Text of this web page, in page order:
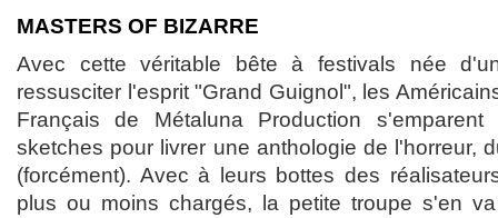
MASTERS OF BIZARRE
Avec cette véritable bête à festivals née
ressusciter l'esprit "Grand Guignol", les
Français de Métaluna Production
sketches pour livrer une anthologie de l'horreur,
(forcément). Avec à leurs bottes des
plus ou moins chargés, la petite troupe s'en